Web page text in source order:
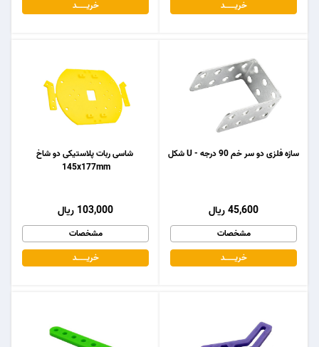
خریـــــــد
خریـــــــد
شاسی ربات پلاستیکی دو شاخ
145x177mm
103,000 ریال
مشخصات
خریـــــــد
سازه فلزی دو سر خم 90 درجه - U شکل
45,600 ریال
مشخصات
خریـــــــد